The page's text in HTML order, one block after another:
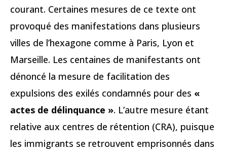
courant. Certaines mesures de ce texte ont
provoqué des manifestations dans plusieurs
villes de l’hexagone comme à Paris, Lyon et
Marseille. Les centaines de manifestants ont
dénoncé la mesure de facilitation des
expulsions des exilés condamnés pour des «
actes de délinquance ». L’autre mesure étant
relative aux centres de rétention (CRA), puisque
les immigrants se retrouvent emprisonnés dans